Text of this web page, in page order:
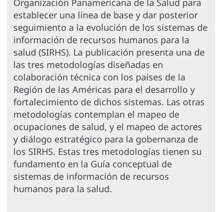
Organización Panamericana de la Salud para
establecer una línea de base y dar posterior
seguimiento a la evolución de los sistemas de
información de recursos humanos para la
salud (SIRHS). La publicación presenta una de
las tres metodologías diseñadas en
colaboración técnica con los países de la
Región de las Américas para el desarrollo y
fortalecimiento de dichos sistemas. Las otras
metodologías contemplan el mapeo de
ocupaciones de salud, y el mapeo de actores
y diálogo estratégico para la gobernanza de
los SIRHS. Estas tres metodologías tienen su
fundamento en la Guía conceptual de
sistemas de información de recursos
humanos para la salud.